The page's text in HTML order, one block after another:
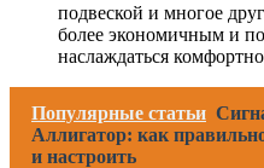
подвеской и многое
более экономичным и
наслаждаться
Популярные статьи
Аллигатор: как
и настроить